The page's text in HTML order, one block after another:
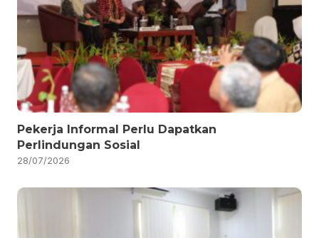
Pekerja Informal Perlu Dapatkan
Perlindungan Sosial
28/07/2026